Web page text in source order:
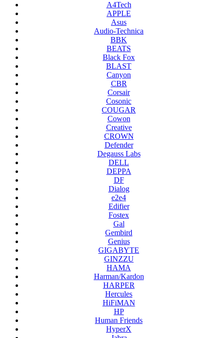
A4Tech
APPLE
Asus
Audio-Technica
BBK
BEATS
Black Fox
BLAST
Canyon
CBR
Corsair
Cosonic
COUGAR
Cowon
Creative
CROWN
Defender
Degauss Labs
DELL
DEPPA
DF
Dialog
e2e4
Edifier
Fostex
Gal
Gembird
Genius
GIGABYTE
GINZZU
HAMA
Harman/Kardon
HARPER
Hercules
HiFiMAN
HP
Human Friends
HyperX